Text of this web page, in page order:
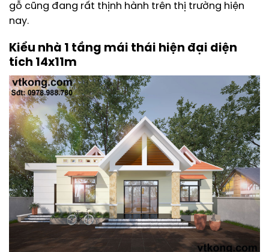
gỗ cũng đang rất thịnh hành trên thị trường hiện
nay.
Kiểu nhà 1 tầng mái thái hiện đại diện
tích 14x11m